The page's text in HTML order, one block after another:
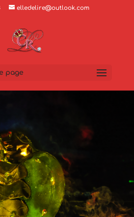
elledelire@outlook.com
page